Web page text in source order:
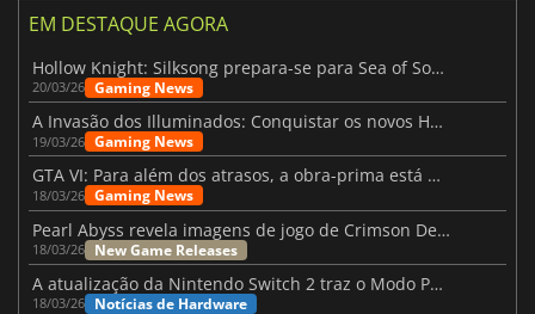
EM DESTAQUE AGORA
Hollow Knight: Silksong prepara-se para Sea of Sorrow com um patch
20/03/26 Gaming News
A Invasão dos Illuminados: Conquistar os novos Helldivers 2 Atualização!
19/03/26 Gaming News
GTA VI: Para além dos atrasos, a obra-prima está quase a chegar
18/03/26 Gaming News
Pearl Abyss revela imagens de jogo de Crimson Desert para a PS5
18/03/26 New Game Releases
A atualização da Nintendo Switch 2 traz o Modo Portátil aos jogos mais antigos da Switch
18/03/26 Notícias de Hardware